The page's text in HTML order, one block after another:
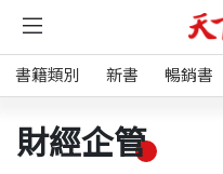
書籍類別 新書 暢銷書
財經企管